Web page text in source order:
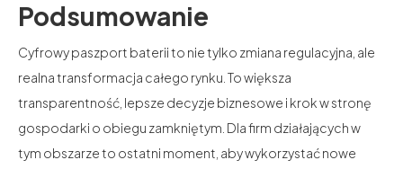
Podsumowanie
Cyfrowy paszport baterii to nie tylko zmiana regulacyjna, ale
realna transformacja całego rynku. To większa
transparentność, lepsze decyzje biznesowe i krok w stronę
gospodarki o obiegu zamkniętym. Dla firm działających w
tym obszarze to ostatni moment, aby wykorzystać nowe